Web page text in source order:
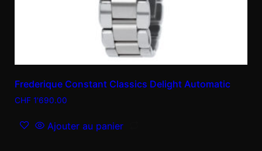
Frederique Constant Classics Delight Automatic
CHF 1'690.00
Ajouter au panier